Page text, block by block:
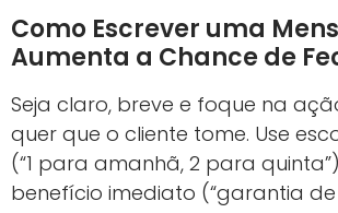
Como Escrever uma
Aumenta a Chance de
Seja claro, breve e foque na
quer que o cliente tome. Use
(“1 para amanhã, 2 para
benefício imediato (“garantia de